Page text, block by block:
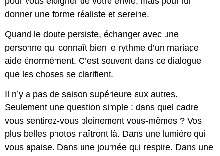
donner une forme réaliste et sereine.
Quand le doute persiste, échanger avec une
personne qui connaît bien le rythme d’un mariage
aide énormément. C’est souvent dans ce dialogue
que les choses se clarifient.
Il n’y a pas de saison supérieure aux autres.
Seulement une question simple : dans quel cadre
vous sentirez-vous pleinement vous-mêmes ? Vos
plus belles photos naîtront là. Dans une lumière qui
vous apaise. Dans une journée qui respire. Dans une